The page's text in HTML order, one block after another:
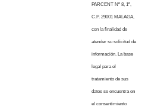
PARCENT Nº 8, 1º,
C.P. 29001 MALAGA,
con la finalidad de
atender su solicitud de
información. La base
legal para el
tratamiento de sus
datos se encuentra en
el consentimiento